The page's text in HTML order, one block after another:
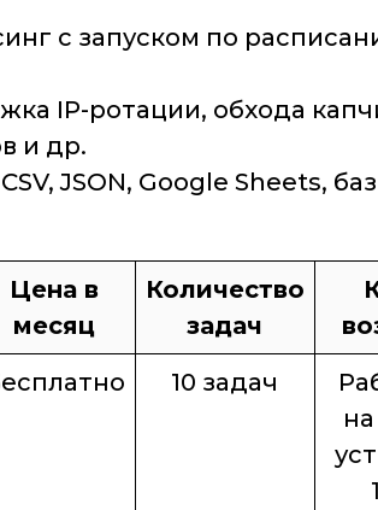
с запуском по
IP-ротации, обхода
и др.
JSON, Google Sheets,
Цена в
месяц
Количество
задач
10 задач